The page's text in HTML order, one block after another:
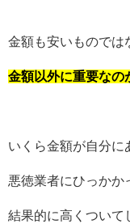
金額も安いものでは
金額以外に重要なの
いくら金額が自分に
悪徳業者にひっかか
結果的に高くついて